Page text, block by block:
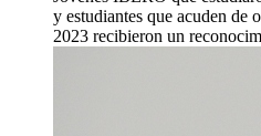
y estudiantes que acuden de
2023 recibieron un